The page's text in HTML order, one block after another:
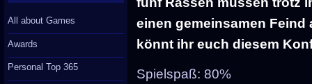
einen gemeinsamen Feind
könnt ihr euch diesem
Spielspaß: 80%
All about Games
Awards
Personal Top 365